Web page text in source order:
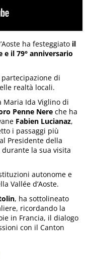
ha festeggiato il
e il 79° anniversario
di
realtà locali.
Maria Ida Viglino di
Penne Nere che ha
Fabien Lucianaz,
i passaggi più
Presidente della
durante la sua visita
autonome e
Vallée d’Aoste.
, ha sottolineato
ricordando la
in Francia, il dialogo
con il Canton